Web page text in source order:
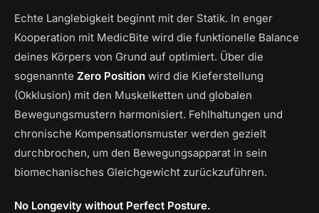
Echte Langlebigkeit beginnt mit der Statik. In enger
Kooperation mit MedicBite wird die funktionelle Balance
deines Körpers von Grund auf optimiert. Über die
sogenannte Zero Position wird die Kieferstellung
(Okklusion) mit den Muskelketten und globalen
Bewegungsmustern harmonisiert. Fehlhaltungen und
chronische Kompensationsmuster werden gezielt
durchbrochen, um den Bewegungsapparat in sein
biomechanisches Gleichgewicht zurückzuführen.
No Longevity without Perfect Posture.